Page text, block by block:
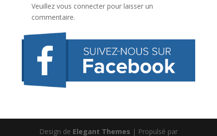
Veuillez vous connecter pour laisser un
commentaire.
Design de Elegant Themes | Propulsé par